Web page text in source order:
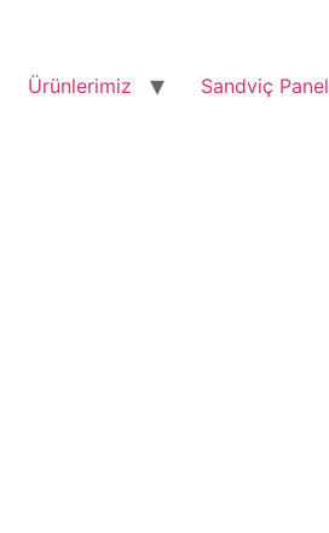
Ürünlerimiz Sandviç Panel